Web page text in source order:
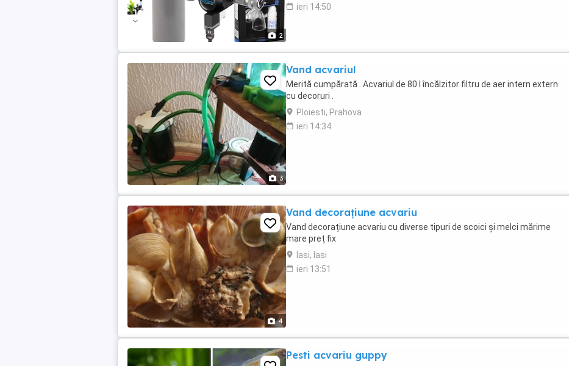
2
ieri 14:50
3
Vand acvariul
Merită cumpărată . Acvariul de 80 l încălzitor filtru de aer intern extern
cu decoruri .
Ploiesti, Prahova
ieri 14:34
4
Vand decorațiune acvariu
Vand decorațiune acvariu cu diverse tipuri de scoici și melci mărime
mare preț fix
Iasi, Iasi
ieri 13:51
Pesti acvariu guppy